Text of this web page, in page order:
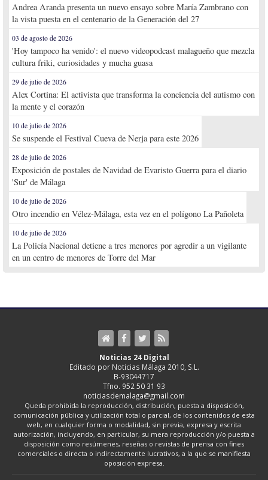
Andrea Aranda presenta un nuevo ensayo sobre María Zambrano con
la vista puesta en el centenario de la Generación del 27
03 de agosto de 2026
'Hoy tampoco ha venido': el nuevo videopodcast malagueño que mezcla
cultura friki, curiosidades y mucha guasa
29 de julio de 2026
Alex Cortina: El activista que transforma la conciencia del autismo con
la mente y el corazón
10 de julio de 2026
Se suspende el Festival Cueva de Nerja para este 2026
28 de julio de 2026
Exposición de postales de Navidad de Evaristo Guerra para el diario
'Sur' de Málaga
10 de julio de 2026
Otro incendio en Vélez-Málaga, esta vez en el polígono La Pañoleta
10 de julio de 2026
La Policía Nacional detiene a tres menores por agredir a un vigilante
en un centro de menores de Torre del Mar
Noticias 24 Digital
Editado por Noticias Málaga 2010, S.L.
B-93044717
Tfno. 952 50 31 93
noticiasdemalaga@gmail.com
Queda prohibida la reproducción, distribución, puesta a disposición,
comunicación pública y utilización total o parcial, de los contenidos de esta
web, en cualquier forma o modalidad, sin previa, expresa y escrita
autorización, incluyendo, en particular, su mera reproducción y/o puesta a
disposición como resúmenes, reseñas o revistas de prensa con fines
comerciales o directa o indirectamente lucrativos, a la que se manifiesta
oposición expresa.